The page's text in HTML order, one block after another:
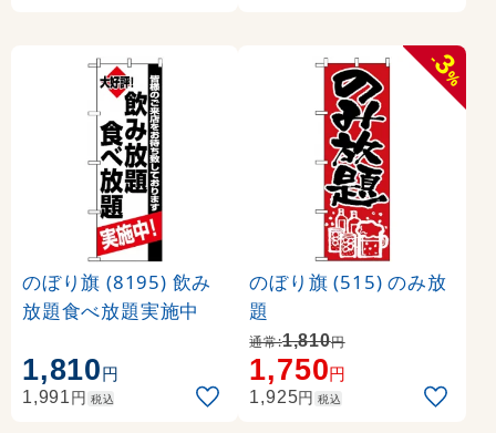
のぼり旗 (8195) 飲み
放題食べ放題実施中
1,810円
1,991円 税込
-
3
%
のぼり旗 (515) のみ放
題
通常:1,810円
1,750円
1,925円 税込